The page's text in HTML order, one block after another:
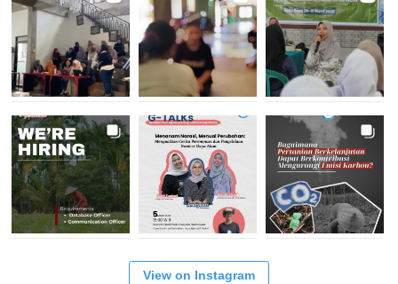
View on Instagram